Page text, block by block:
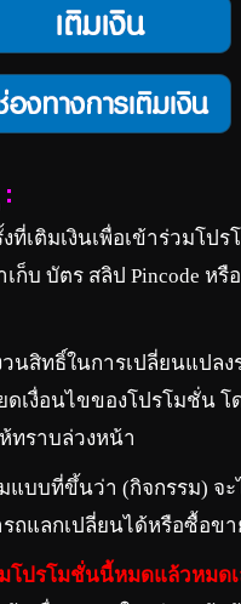
ที่เติมเงินเพื่อเข้าร่วมโปร
ก็บ บัตร สลิป Pincode หรื
นสิทธิ์ในการเปลี่ยนแปลง
ดเงื่อนไขของโปรโมชั่น โ
ทราบล่วงหน้า
แบบที่ขึ้นว่า (กิจกรรม) จะ
ถแลกเปลี่ยนได้หรือซื้อขา
โปรโมชั่นนี้หมดแล้วหมด